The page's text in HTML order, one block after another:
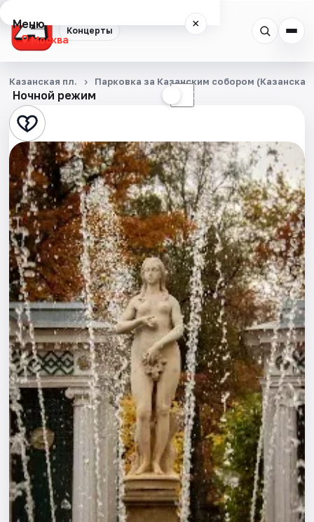
Концерты
Меню ×
Москва
Концерты
Города
Площадки
Артисты
Рейтинги
Ночной режим ☾
Казанская пл. Парковка за Казанским собором (Казанская